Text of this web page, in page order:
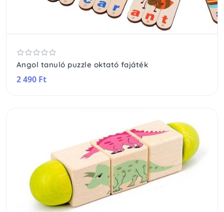
Angol tanuló puzzle oktató fajáték
2 490 Ft